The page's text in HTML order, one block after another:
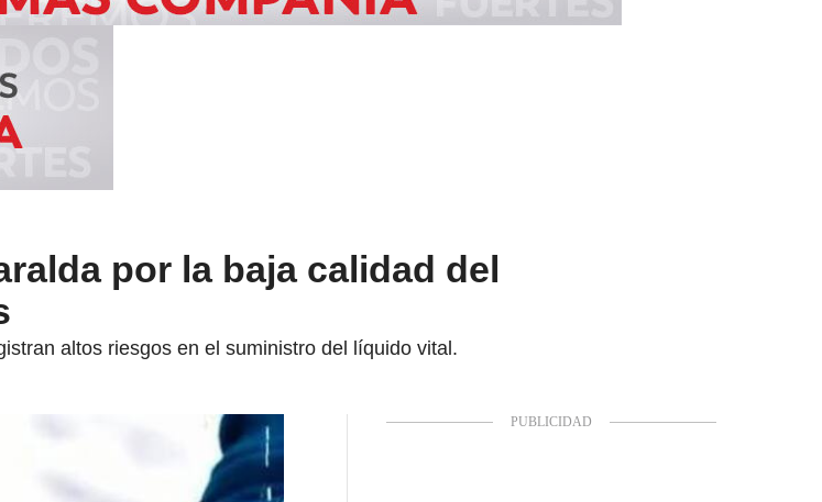
por la baja calidad del
altos riesgos en el suministro del líquido vital.